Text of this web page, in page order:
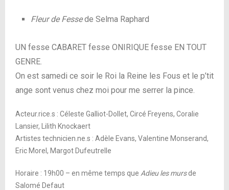
Fleur de Fessede Selma Raphard
UN fesse CABARET fesse ONIRIQUE fesse EN TOUT
GENRE.
On est samedi ce soir le Roi la Reine les Fous et le p’tit
ange sont venus chez moi pour me serrer la pince.
Acteur.rice.s : Céleste Galliot-Dollet, Circé Freyens, Coralie
Lansier, Lilith Knockaert
Artistes technicien.ne.s : Adèle Evans, Valentine Monserand,
Eric Morel, Margot Dufeutrelle
Horaire : 19h00 – en même temps que Adieu les mursde
Salomé Defaut